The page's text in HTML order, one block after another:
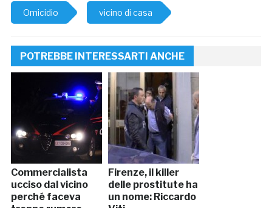
Omicidio vicino di casa
POTREBBE INTERESSARTI ANCHE
Commercialista
ucciso dal vicino
perché faceva
Firenze, il killer
delle prostitute ha
un nome: Riccardo